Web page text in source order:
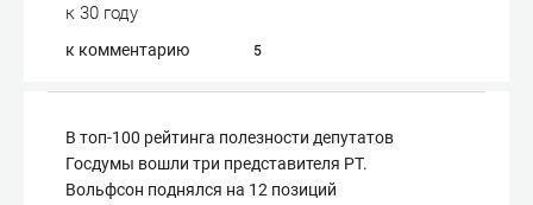
к 30 году
к комментарию 5
В топ-100 рейтинга полезности депутатов
Госдумы вошли три представителя РТ.
Вольфсон поднялся на 12 позиций